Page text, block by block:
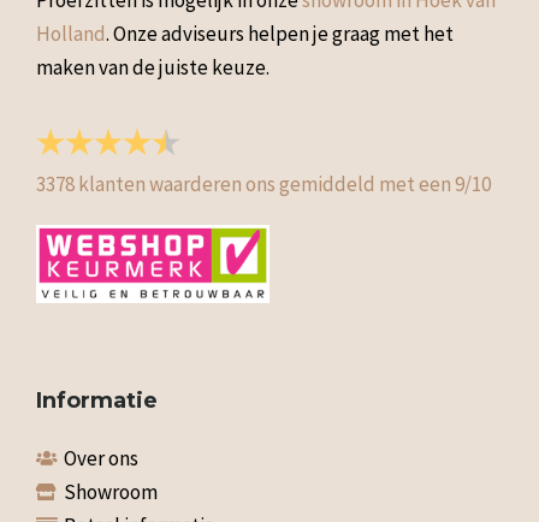
Holland. Onze adviseurs helpen je graag met het
maken van de juiste keuze.
3378klanten waarderen ons gemiddeld met een9/10
Informatie
Over ons
Showroom